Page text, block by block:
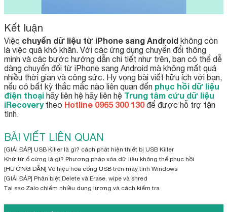
Kết luận
Việc chuyển dữ liệu từ iPhone sang Androidkhông còn
là việc quá khó khăn. Với các ứng dụng chuyển đổi thông
minh và các bước hướng dẫn chi tiết như trên, bạn có thể dễ
dàng chuyển đổi từ iPhone sang Android mà không mất quá
nhiều thời gian và công sức. Hy vọng bài viết hữu ích với bạn,
nếu có bất kỳ thắc mắc nào liên quan đến phục hồi dữ liệu
điện thoạihãy liên hệ hãy liên hệ Trung tâm cứu dữ liệu
iRecoverytheo Hotline 0965 300 130để được hỗ trợ tận
tình.
BÀI VIẾT LIÊN QUAN
[GIẢI ĐÁP] USB Killer là gì? cách phát hiện thiết bị USB Killer
Khử từ ổ cứng là gì? Phương pháp xóa dữ liệu không thể phục hồi
[HƯỚNG DẪN] Vô hiệu hóa cổng USB trên máy tính Windows
[GIẢI ĐÁP] Phân biệt Delete và Erase, wipe và shred
Tại sao Zalo chiếm nhiều dung lượng và cách kiểm tra